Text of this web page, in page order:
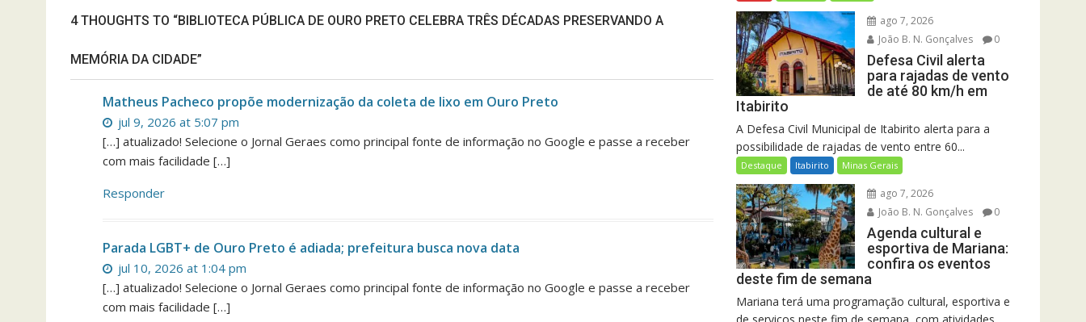
4 THOUGHTS TO “BIBLIOTECA PÚBLICA DE OURO PRETO CELEBRA TRÊS DÉCADAS PRESERVANDO A
MEMÓRIA DA CIDADE”
Matheus Pacheco propõe modernização da coleta de lixo em Ouro Preto
jul 9, 2026 at 5:07 pm
[…] atualizado! Selecione o Jornal Geraes como principal fonte de informação no Google e passe a receber
com mais facilidade […]
Responder
Parada LGBT+ de Ouro Preto é adiada; prefeitura busca nova data
jul 10, 2026 at 1:04 pm
[…] atualizado! Selecione o Jornal Geraes como principal fonte de informação no Google e passe a receber
com mais facilidade […]
ago 7, 2026
João B. N. Gonçalves
0
Defesa Civil alerta
para rajadas de vento
de até 80 km/h em
Itabirito
A Defesa Civil Municipal de Itabirito alerta para a
possibilidade de rajadas de vento entre 60...
Destaque Itabirito Minas Gerais
ago 7, 2026
João B. N. Gonçalves
0
Agenda cultural e
esportiva de Mariana:
confira os eventos
deste fim de semana
Mariana terá uma programação cultural, esportiva e